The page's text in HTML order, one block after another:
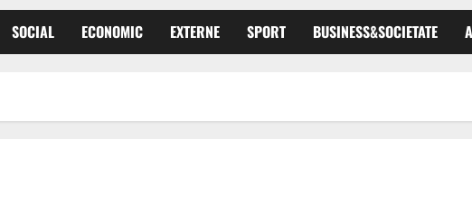
SOCIAL ECONOMIC EXTERNE SPORT BUSINESS&SOCIETATE